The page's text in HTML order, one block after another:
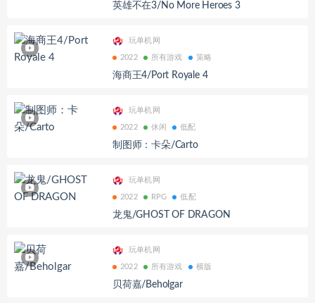
英雄不在3/No More Heroes 3
玩单机网
2022 所有游戏 策略
海商王4/Port Royale 4
玩单机网
2022 休闲 低配
制图师：卡朵/Carto
玩单机网
2022 RPG 低配
龙鬼/GHOST OF DRAGON
玩单机网
2022 所有游戏 横版
贝荷嘉/Beholgar